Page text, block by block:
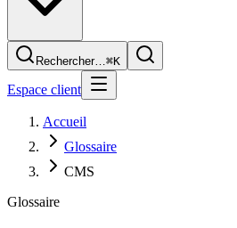
Rechercher…⌘K
Espace client
Accueil
Glossaire
CMS
Glossaire